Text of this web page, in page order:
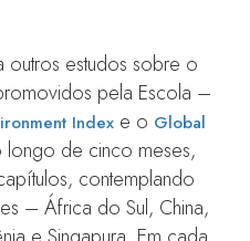
outros estudos sobre o
pela Escola –
Indexe o Global
de cinco meses,
contemplando
– África do Sul, China,